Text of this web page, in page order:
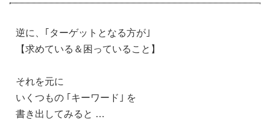
逆に、｢ターゲットとなる方が｣
【求めている＆困っていること】
それを元に
いくつもの ｢キーワード｣ を
書き出してみると …